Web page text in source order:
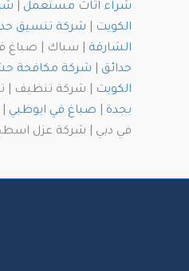
شراء اثاث مستعمل
الكويت
شركة تنسيق
الشارقة | سباك | صباغ
حدائق
شركة مكافحة
الكويت
| شركة تنظيف |
بجدة
صباغ في ابوظبي
في دبي | شركة عزل